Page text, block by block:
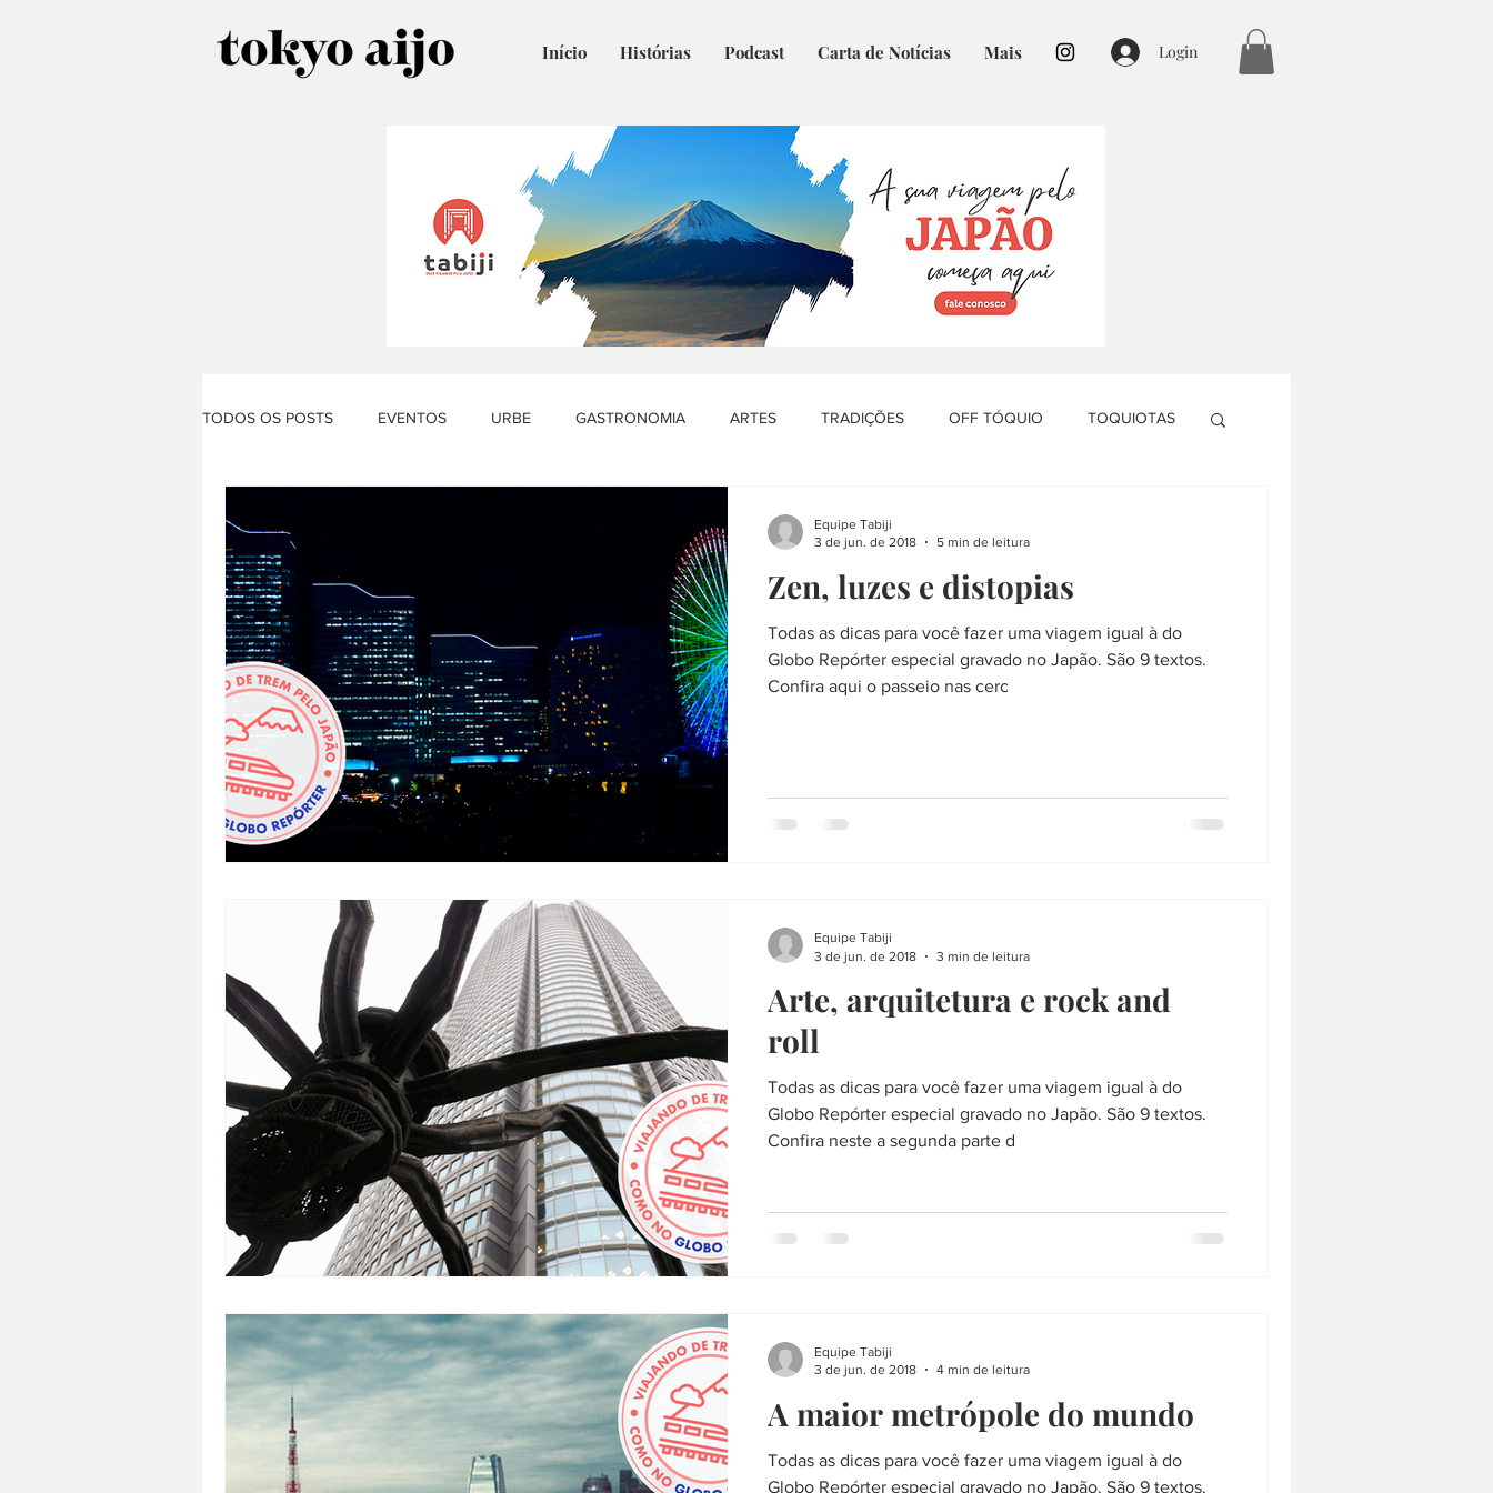
Início Histórias Podcast Carta de Notícias Mais Login
TODOS OS POSTS EVENTOS URBE GASTRONOMIA ARTES TRADIÇÕES OFF TÓQUIO TOQUIOTAS
JAPÃO NO BRASIL PLANEJANDO A VIAGEM LISTAS ARQUITETURA
DOCES E SOBREMESAS MULHERES HISTÓRIA TOKYO AIJO FÉ ENTREVISTA
ESTILO
Zen, luzes e distopias
Todas as dicas para você fazer uma viagem igual à do
Globo Repórter especial gravado no Japão. São 9 textos.
Confira aqui o passeio nas cerc
Equipe Tabiji
3 de jun. de 2018
5 min de leitura
Arte, arquitetura e rock and
roll
Todas as dicas para você fazer uma viagem igual à do
Globo Repórter especial gravado no Japão. São 9 textos.
Confira neste a segunda parte d
Equipe Tabiji
3 de jun. de 2018
3 min de leitura
A maior metrópole do mundo
Todas as dicas para você fazer uma viagem igual à do
Globo Repórter especial gravado no Japão. São 9 textos.
Equipe Tabiji
3 de jun. de 2018
4 min de leitura